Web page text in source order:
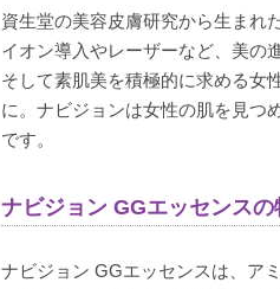
らないようになってきまし
資生堂の美容皮膚研究から生まれ
イオン導入やレーザーなど、美の
そして素肌美を積極的に求める女
に。ナビジョンは女性の肌を見つ
です。
ナビジョン GGエッセンスの
ナビジョン GGエッセンスは、ア